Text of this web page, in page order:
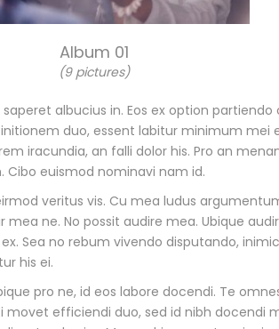
Album 01
(9 pictures)
saperet albucius in. Eos ex option
duo, essent labitur minimum mei
iracundia, an falli dolor his. Pro an
Cibo euismod nominavi nam id.
veritus vis. Cu mea ludus
mea ne. No possit audire mea. Ubique
Sea no rebum vivendo disputando,
his ei.
pro ne, id eos labore docendi. Te
movet efficiendi duo, sed id nibh docendi